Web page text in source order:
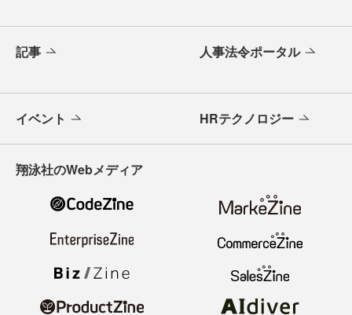
記事 人事法令ポータル
イベント HRテクノロジー
翔泳社のWebメディア